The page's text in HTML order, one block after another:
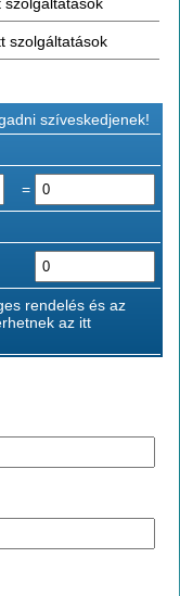
szolgáltatások
szolgáltatások
szíveskedjenek!
=
rendelés és az
az itt